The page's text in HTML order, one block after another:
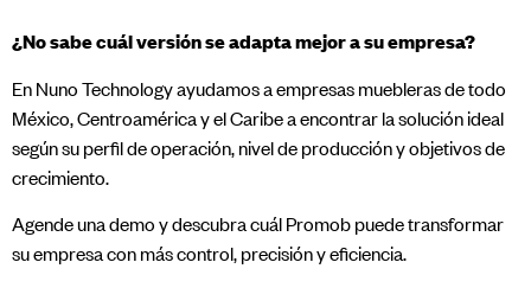
¿No sabe cuál versión se adapta mejor a su empresa?
En Nuno Technology ayudamos a empresas muebleras de todo
México, Centroamérica y el Caribe a encontrar la solución ideal
según su perfil de operación, nivel de producción y objetivos de
crecimiento.
Agende una demo y descubra cuál Promob puede transformar
su empresa con más control, precisión y eficiencia.